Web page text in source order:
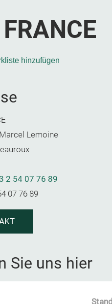
hinzufügen
Lemoine
2 54 07 76 89
07 76 89
Sie uns hier
Stand